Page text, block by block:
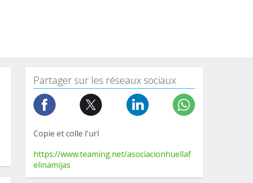
Partager sur les réseaux sociaux
Copie et colle l'url
https://www.teaming.net/asociacionhuellaf
elinamijas